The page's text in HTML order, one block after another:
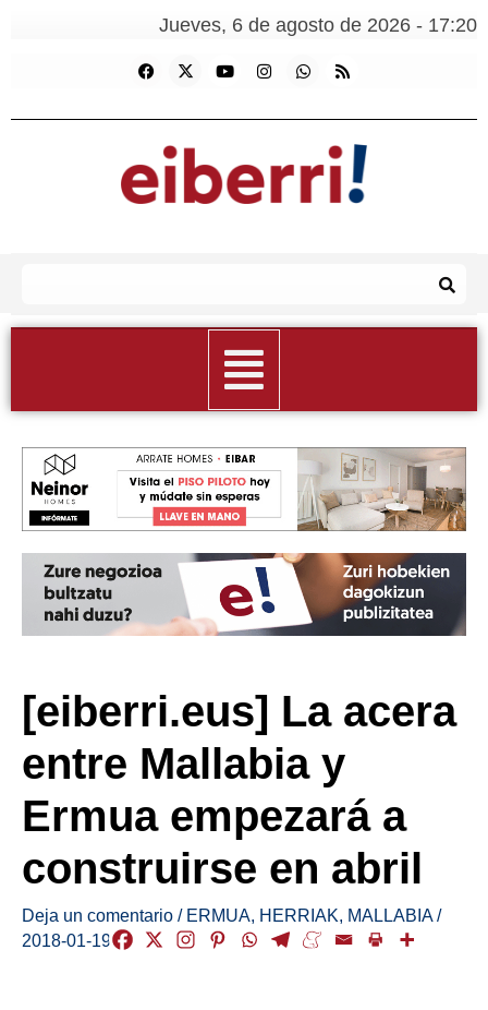
Jueves, 6 de agosto de 2026 - 17:20
[eiberri.eus] La acera
entre Mallabia y
Ermua empezará a
construirse en abril
Deja un comentario / ERMUA, HERRIAK, MALLABIA/
2018-01-19